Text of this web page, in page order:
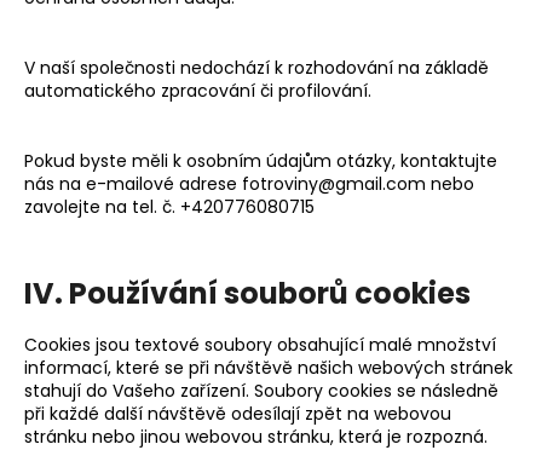
V naší společnosti nedochází k rozhodování na základě
automatického zpracování či profilování.
Pokud byste měli k osobním údajům otázky, kontaktujte
nás na e-mailové adrese fotroviny@gmail.com nebo
zavolejte na tel. č. +420776080715
IV. Používání souborů cookies
Cookies jsou textové soubory obsahující malé množství
informací, které se při návštěvě našich webových stránek
stahují do Vašeho zařízení. Soubory cookies se následně
při každé další návštěvě odesílají zpět na webovou
stránku nebo jinou webovou stránku, která je rozpozná.